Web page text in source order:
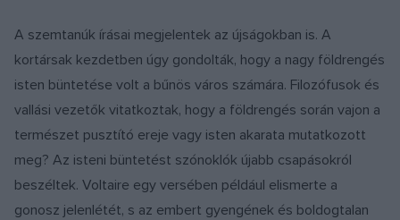
A szemtanúk írásai megjelentek az újságokban is. A
kortársak kezdetben úgy gondolták, hogy a nagy földrengés
isten büntetése volt a bűnös város számára. Filozófusok és
vallási vezetők vitatkoztak, hogy a földrengés során vajon a
természet pusztító ereje vagy isten akarata mutatkozott
meg? Az isteni büntetést szónoklók újabb csapásokról
beszéltek. Voltaire egy versében például elismerte a
gonosz jelenlétét, s az embert gyengének és boldogtalan